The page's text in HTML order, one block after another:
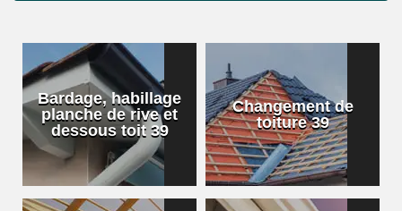
Bardage, habillage
planche de rive et
dessous toit 39
Changement de
toiture 39